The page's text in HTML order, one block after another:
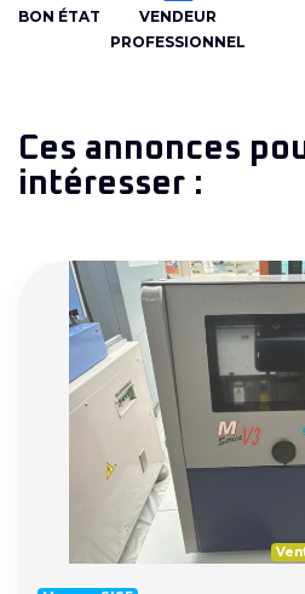
BON ÉTAT
VENDEUR
PROFESSIONNEL
Ces annonces
intéresser :